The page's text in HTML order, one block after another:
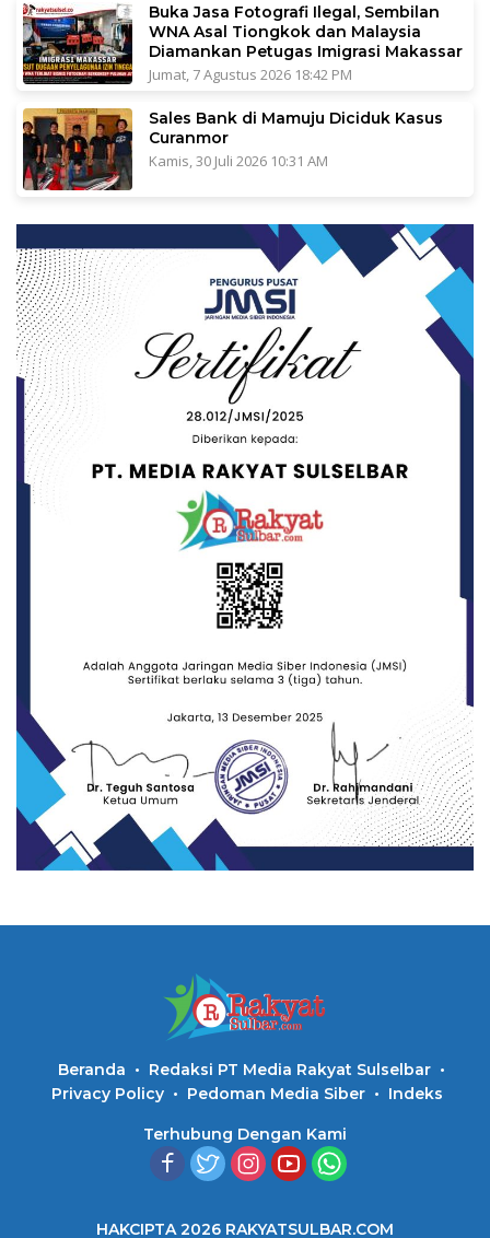
Buka Jasa Fotografi Ilegal, Sembilan
WNA Asal Tiongkok dan Malaysia
Diamankan Petugas Imigrasi Makassar
Jumat, 7 Agustus 2026 18:42 PM
Sales Bank di Mamuju Diciduk Kasus
Curanmor
Kamis, 30 Juli 2026 10:31 AM
Beranda
Redaksi PT Media Rakyat Sulselbar
Privacy Policy
Pedoman Media Siber Indeks
Terhubung Dengan Kami
HAKCIPTA 2026 RAKYATSULBAR.COM